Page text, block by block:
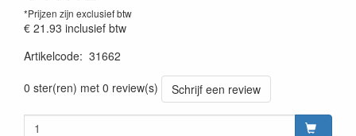
*Prijzen zijn exclusief btw
€ 21.93 inclusief btw
Artikelcode: 31662
0 ster(ren) met 0 review(s)
Schrijf een review